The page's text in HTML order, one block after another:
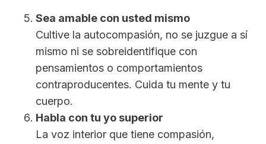
Sea amable con usted mismo
Cultive la autocompasión, no se juzgue a sí
mismo ni se sobreidentifique con
pensamientos o comportamientos
contraproducentes. Cuida tu mente y tu
cuerpo.
Habla con tu yo superior
La voz interior que tiene compasión,